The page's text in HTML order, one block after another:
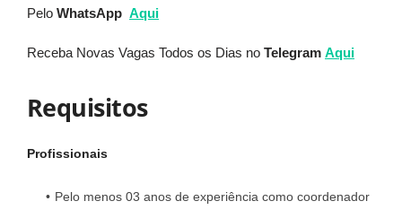
Pelo WhatsApp Aqui
Receba Novas Vagas Todos os Dias no Telegram Aqui
Requisitos
Profissionais
Pelo menos 03 anos de experiência como coordenador